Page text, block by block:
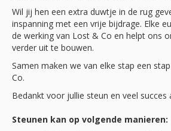
Wil jij hen een extra duwtje in de rug
inspanning met een vrije bijdrage. Elke
de werking van Lost & Co en helpt ons
verder uit te bouwen.
Samen maken we van elke stap een
Co.
Bedankt voor jullie steun en veel succes
Steunen kan op volgende manieren: